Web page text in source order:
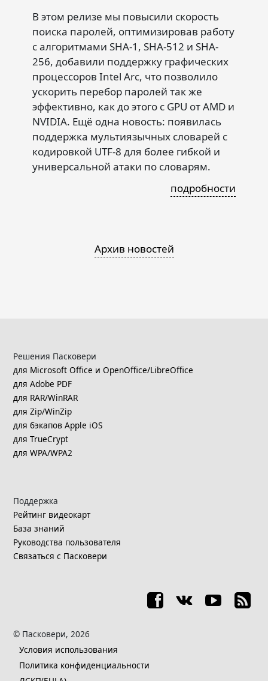
В этом релизе мы повысили скорость
поиска паролей, оптимизировав работу
с алгоритмами SHA-1, SHA-512 и SHA-
256, добавили поддержку графических
процессоров Intel Arc, что позволило
ускорить перебор паролей так же
эффективно, как до этого с GPU от AMD и
NVIDIA. Ещё одна новость: появилась
поддержка мультиязычных словарей с
кодировкой UTF-8 для более гибкой и
универсальной атаки по словарям.
подробности
Архив новостей
Решения Пасковери
для Microsoft Office и OpenOffice/LibreOffice
для Adobe PDF
для RAR/WinRAR
для Zip/WinZip
для бэкапов Apple iOS
для TrueCrypt
для WPA/WPA2
Поддержка
Рейтинг видеокарт
База знаний
Руководства пользователя
Связаться с Пасковери
© Пасковери, 2026
Условия использования
Политика конфиденциальности